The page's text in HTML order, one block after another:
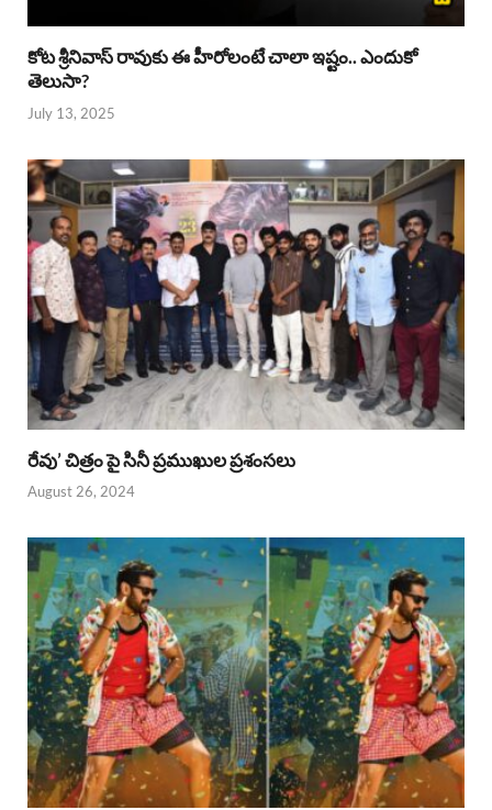
కోట శ్రీనివాస్ రావుకు ఈ హీరోలంటే చాలా ఇష్టం.. ఎందుకో
తెలుసా?
July 13, 2025
రేవు’ చిత్రం పై సినీ ప్రముఖుల ప్రశంసలు
August 26, 2024